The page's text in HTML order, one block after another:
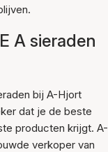
A sieraden
bij A-Hjort
dat je de beste
producten krijgt. A-
verkoper van